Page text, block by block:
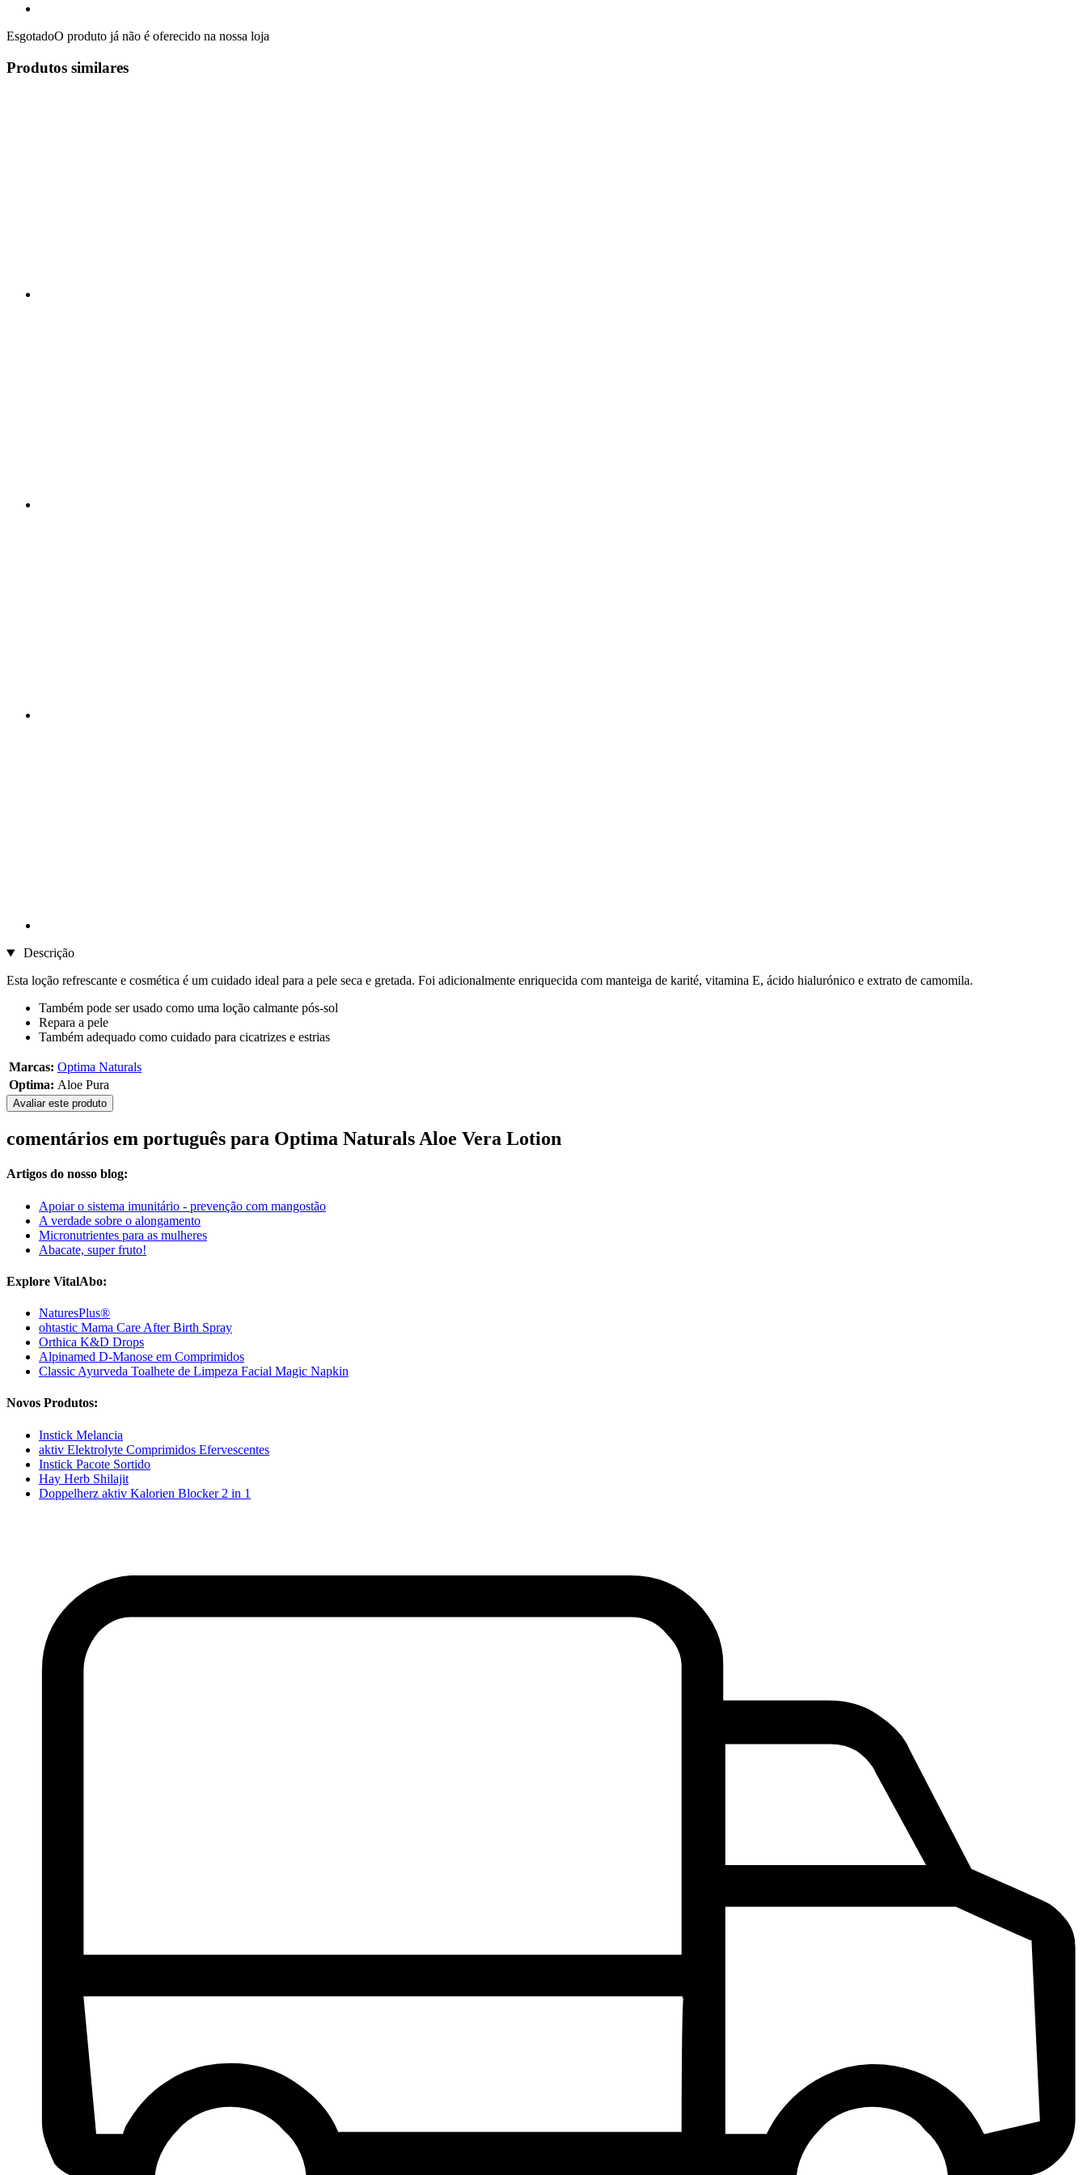
EsgotadoO produto já não é oferecido na nossa loja
Produtos similares
Descrição
Esta loção refrescante e cosmética é um cuidado ideal para a pele seca e gretada. Foi adicionalmente enriquecida com manteiga de karité, vitamina E, ácido hialurónico e extrato de camomila.
Também pode ser usado como uma loção calmante pós-sol
Repara a pele
Também adequado como cuidado para cicatrizes e estrias
Marcas: Optima Naturals
Optima: Aloe Pura
Avaliar este produto
comentários em português para Optima Naturals Aloe Vera Lotion
Artigos do nosso blog:
Apoiar o sistema imunitário - prevenção com mangostão
A verdade sobre o alongamento
Micronutrientes para as mulheres
Abacate, super fruto!
Explore VitalAbo:
NaturesPlus®
ohtastic Mama Care After Birth Spray
Orthica K&D Drops
Alpinamed D-Manose em Comprimidos
Classic Ayurveda Toalhete de Limpeza Facial Magic Napkin
Novos Produtos:
Instick Melancia
aktiv Elektrolyte Comprimidos Efervescentes
Instick Pacote Sortido
Hay Herb Shilajit
Doppelherz aktiv Kalorien Blocker 2 in 1